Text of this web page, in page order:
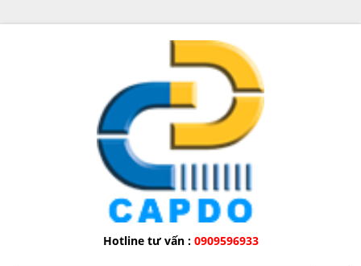
Hotline tư vấn : 0909596933